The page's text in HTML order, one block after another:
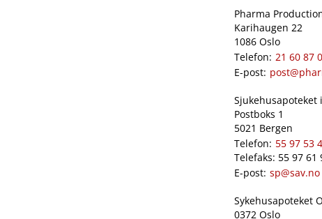
Pharma
Karihaugen 22
1086 Oslo
Telefon: 21 60 87
E-post:
Postboks 1
5021 Bergen
Telefon: 55 97 53
Telefaks: 55 97 61
E-post: sp@sav.no
Sykehusapoteket
0372 Oslo